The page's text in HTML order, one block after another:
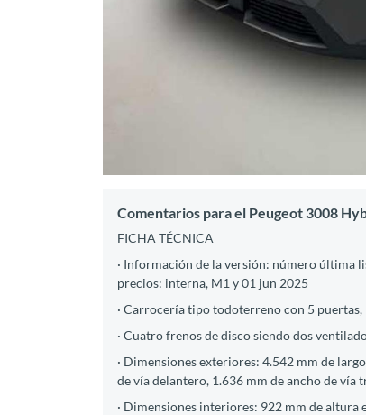
Comentarios para el Peugeot 3008
FICHA TÉCNICA
· Información de la versión: número última
precios: interna, M1 y 01 jun 2025
· Carrocería tipo todoterreno con 5
· Cuatro frenos de disco siendo dos
· Dimensiones exteriores: 4.542 mm de
de vía delantero, 1.636 mm de ancho de vía
· Dimensiones interiores: 922 mm de altura